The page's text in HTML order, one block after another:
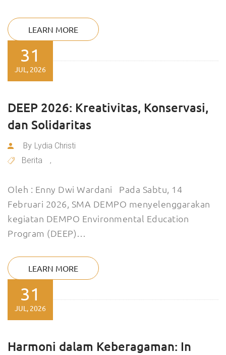
LEARN MORE
31
JUL, 2026
DEEP 2026: Kreativitas, Konservasi,
dan Solidaritas
By Lydia Christi
Berita
,
Oleh : Enny Dwi Wardani Pada Sabtu, 14
Februari 2026, SMA DEMPO menyelenggarakan
kegiatan DEMPO Environmental Education
Program (DEEP)…
LEARN MORE
31
JUL, 2026
Harmoni dalam Keberagaman: In